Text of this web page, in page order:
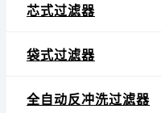
芯式过滤器
袋式过滤器
全自动反冲洗过滤器